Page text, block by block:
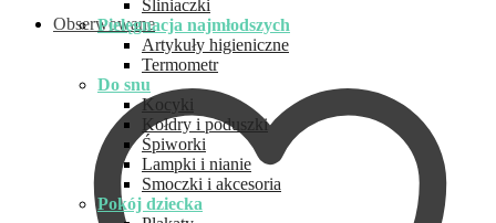
Obserwowane
Śliniaczki
Pielęgnacja najmłodszych
Artykuły higieniczne
Termometr
Do snu
Kocyki
Kołdry i poduszki
Śpiworki
Lampki i nianie
Smoczki i akcesoria
Pokój dziecka